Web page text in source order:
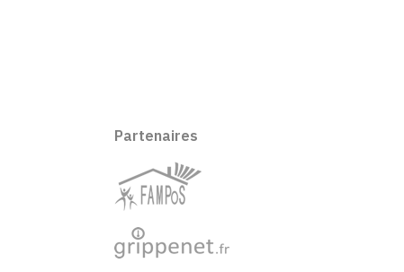
Partenaires